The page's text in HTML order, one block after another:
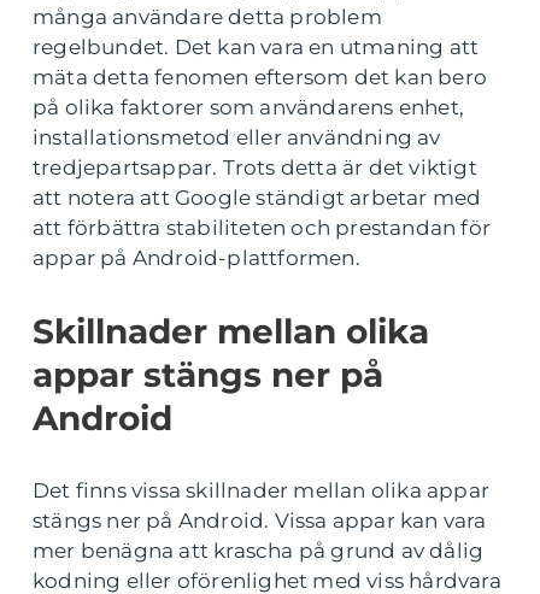
många användare detta problem
regelbundet. Det kan vara en utmaning att
mäta detta fenomen eftersom det kan bero
på olika faktorer som användarens enhet,
installationsmetod eller användning av
tredjepartsappar. Trots detta är det viktigt
att notera att Google ständigt arbetar med
att förbättra stabiliteten och prestandan för
appar på Android-plattformen.
Skillnader mellan olika
appar stängs ner på
Android
Det finns vissa skillnader mellan olika appar
stängs ner på Android. Vissa appar kan vara
mer benägna att krascha på grund av dålig
kodning eller oförenlighet med viss hårdvara